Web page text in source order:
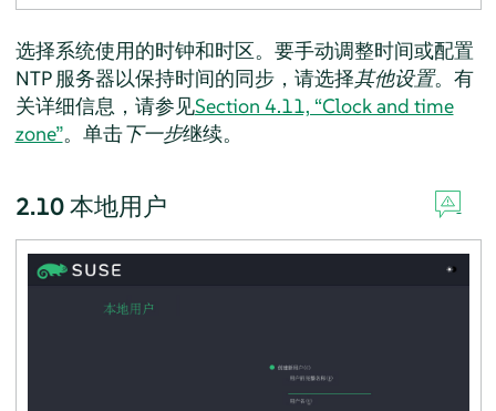
选择系统使用的时钟和时区。要手动调整时间或配置
NTP 服务器以保持时间的同步，请选择其他设置。有
关详细信息，请参见Section 4.11, “Clock and time
zone”。单击下一步继续。
2.10本地用户